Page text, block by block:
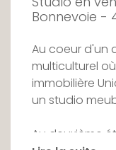
Bonnevoie -
Au coeur d'un
multiculturel
immobilière
un studio
Au deuxième